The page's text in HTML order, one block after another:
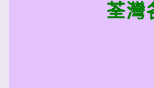
荃灣